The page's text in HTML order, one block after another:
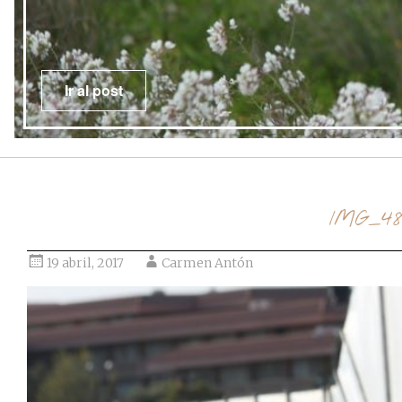
Ir al post
19 abril, 2017 Carmen Antón